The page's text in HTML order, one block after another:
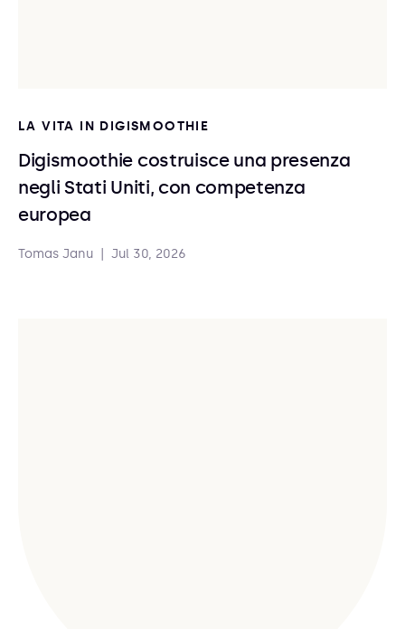
LA VITA IN DIGISMOOTHIE
Digismoothie costruisce una presenza
negli Stati Uniti, con competenza
europea
Tomas Janu Jul 30, 2026